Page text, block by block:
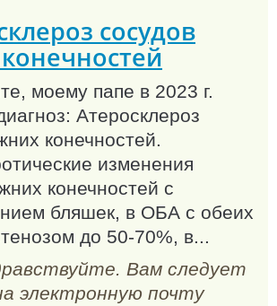
сосудов
моему папе в 2023 г.
Атеросклероз
конечностей.
изменения
конечностей с
бляшек, в ОБА с обеих
до 50-70%, в...
Вам следует
электронную почту